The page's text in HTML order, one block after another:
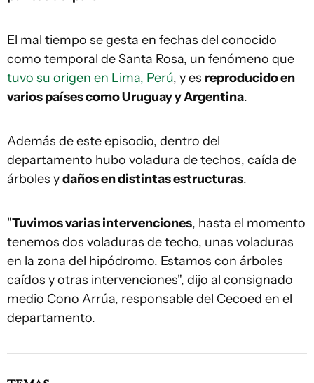
El mal tiempo se gesta en fechas del conocido
como temporal de Santa Rosa, un fenómeno que
tuvo su origen en Lima, Perú, y es reproducido en
varios países como Uruguay y Argentina.
Además de este episodio, dentro del
departamento hubo voladura de techos, caída de
árboles ydaños en distintas estructuras.
"Tuvimos varias intervenciones, hasta el momento
tenemos dos voladuras de techo, unas voladuras
en la zona del hipódromo. Estamos con árboles
caídos y otras intervenciones", dijo al consignado
medio Cono Arrúa, responsable del Cecoed en el
departamento.